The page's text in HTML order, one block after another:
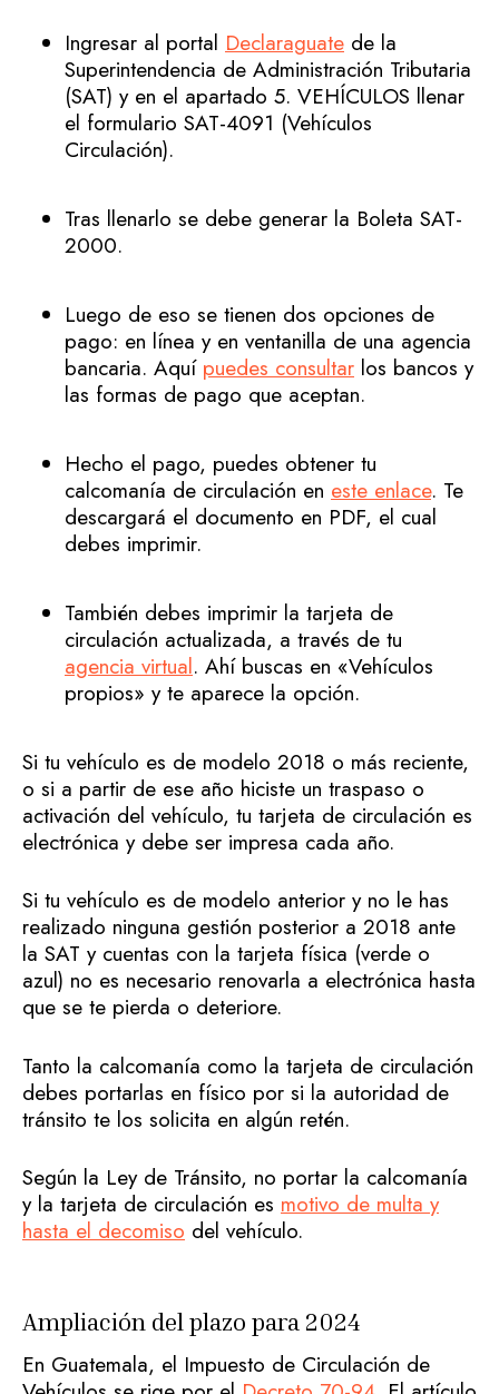
Ingresar al portal Declaraguate de la
Superintendencia de Administración Tributaria
(SAT) y en el apartado 5. VEHÍCULOS llenar
el formulario SAT-4091 (Vehículos
Circulación).
Tras llenarlo se debe generar la Boleta SAT-
2000.
Luego de eso se tienen dos opciones de
pago: en línea y en ventanilla de una agencia
bancaria. Aquí puedes consultar los bancos y
las formas de pago que aceptan.
Hecho el pago, puedes obtener tu
calcomanía de circulación en este enlace. Te
descargará el documento en PDF, el cual
debes imprimir.
También debes imprimir la tarjeta de
circulación actualizada, a través de tu
agencia virtual. Ahí buscas en «Vehículos
propios» y te aparece la opción.
Si tu vehículo es de modelo 2018 o más reciente,
o si a partir de ese año hiciste un traspaso o
activación del vehículo, tu tarjeta de circulación es
electrónica y debe ser impresa cada año.
Si tu vehículo es de modelo anterior y no le has
realizado ninguna gestión posterior a 2018 ante
la SAT y cuentas con la tarjeta física (verde o
azul) no es necesario renovarla a electrónica hasta
que se te pierda o deteriore.
Tanto la calcomanía como la tarjeta de circulación
debes portarlas en físico por si la autoridad de
tránsito te los solicita en algún retén.
Según la Ley de Tránsito, no portar la calcomanía
y la tarjeta de circulación es motivo de multa y
hasta el decomiso del vehículo.
Ampliación del plazo para 2024
En Guatemala, el Impuesto de Circulación de